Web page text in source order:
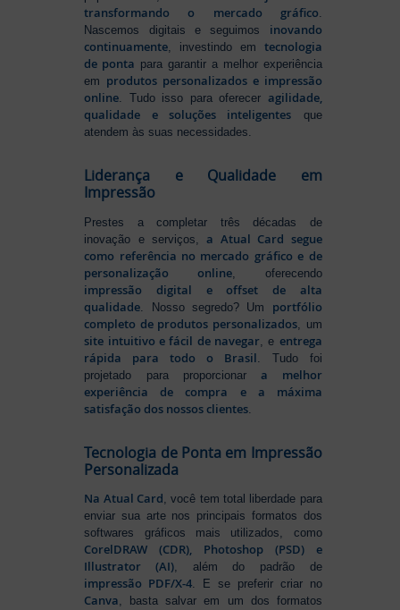
transformando o mercado gráfico.
Nascemos digitais e seguimos inovando
continuamente, investindo em tecnologia
de ponta para garantir a melhor experiência
em produtos personalizados e impressão
online. Tudo isso para oferecer agilidade,
qualidade e soluções inteligentes que
atendem às suas necessidades.
Liderança e Qualidade em
Impressão
Prestes a completar três décadas de
inovação e serviços,a Atual Card segue
como referência no mercado gráfico e de
personalização online, oferecendo
impressão digital e offset de alta
qualidade . Nosso segredo? Um portfólio
completo de produtos personalizados , um
site intuitivo e fácil de navegar , e entrega
rápida para todo o Brasil . Tudo foi
projetado para proporcionara melhor
experiência de compra e a máxima
satisfação dos nossos clientes
Tecnologia de Ponta em Impressão
Personalizada
Na Atual Card, você tem total liberdade para
enviar sua arte nos principais formatos dos
softwares gráficos mais utilizados, como
CorelDRAW (CDR), Photoshop (PSD) e
Illustrator (AI), além do padrão de
impressão PDF/X-4. E se preferir criar no
Canva, basta salvar em um dos formatos